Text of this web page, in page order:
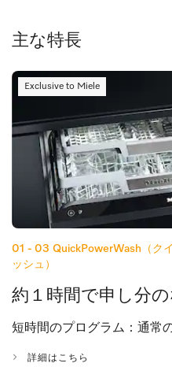
主な特長
Exclusive to Miele
01 - 03 QuickPowerWash（ク
ッシュ）
約１時間で申し分
短時間のプログラム：通常
詳細はこちら